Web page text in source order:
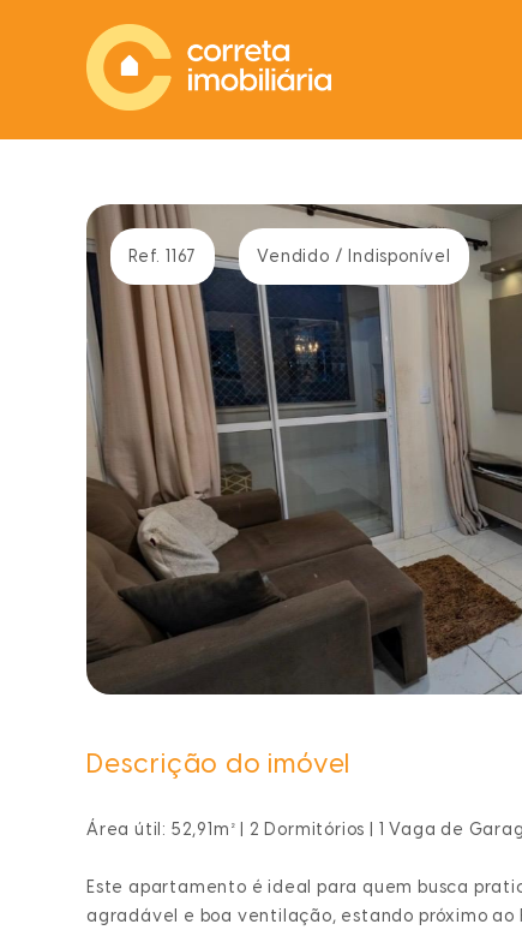
Ref. 1167 Vendido / Indisponível
Descrição do imóvel
Área útil: 52,91m² | 2 Dormitórios | 1 Vaga de
Este apartamento é ideal para quem busca
agradável e boa ventilação, estando próximo ao